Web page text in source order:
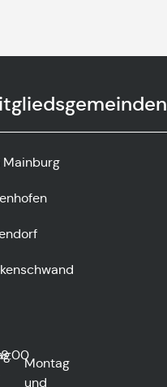
Mainburg
Montag
und